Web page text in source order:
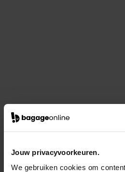
Jouw privacyvoorkeuren.
We gebruiken cookies om